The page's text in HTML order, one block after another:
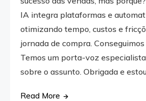
IA integra plataformas e
otimizando tempo, custos e
jornada de compra.
Temos um porta-voz
sobre o assunto. Obrigada e
Read More